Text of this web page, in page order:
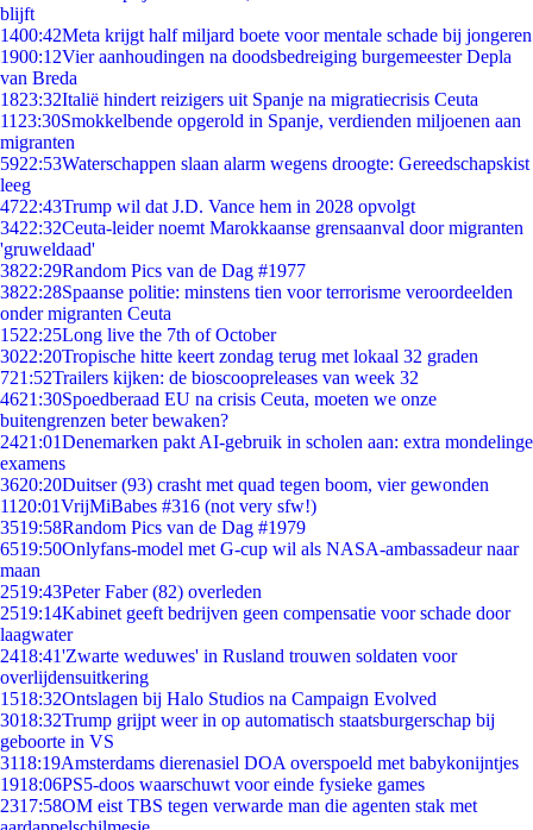
blijft
1400:42Meta krijgt half miljard boete voor mentale schade bij jongeren
1900:12Vier aanhoudingen na doodsbedreiging burgemeester Depla
van Breda
1823:32Italië hindert reizigers uit Spanje na migratiecrisis Ceuta
11 23:30Smokkelbende opgerold in Spanje, verdienden miljoenen aan
migranten
5922:53Waterschappen slaan alarm wegens droogte: Gereedschapskist
leeg
4722:43Trump wil dat J.D. Vance hem in 2028 opvolgt
3422:32Ceuta-leider noemt Marokkaanse grensaanval door migranten
'gruweldaad'
3822:29Random Pics van de Dag #1977
3822:28Spaanse politie: minstens tien voor terrorisme veroordeelden
onder migranten Ceuta
1522:25Long live the 7th of October
3022:20Tropische hitte keert zondag terug met lokaal 32 graden
721:52Trailers kijken: de bioscoopreleases van week 32
4621:30Spoedberaad EU na crisis Ceuta, moeten we onze
buitengrenzen beter bewaken?
2421:01Denemarken pakt AI-gebruik in scholen aan: extra mondelinge
examens
3620:20Duitser (93) crasht met quad tegen boom, vier gewonden
11 20:01VrijMiBabes #316 (not very sfw!)
3519:58Random Pics van de Dag #1979
6519:50Onlyfans-model met G-cup wil als NASA-ambassadeur naar
maan
2519:43Peter Faber (82) overleden
2519:14Kabinet geeft bedrijven geen compensatie voor schade door
laagwater
2418:41'Zwarte weduwes' in Rusland trouwen soldaten voor
overlijdensuitkering
1518:32Ontslagen bij Halo Studios na Campaign Evolved
3018:32Trump grijpt weer in op automatisch staatsburgerschap bij
geboorte in VS
3118:19Amsterdams dierenasiel DOA overspoeld met babykonijntjes
1918:06PS5-doos waarschuwt voor einde fysieke games
2317:58OM eist TBS tegen verwarde man die agenten stak met